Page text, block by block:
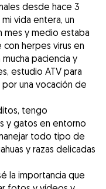
desde hace 3
vida entera, un
y medio estaba
herpes virus en
paciencia y
estudio ATV para
una vocación de
tengo
y gatos en entorno
todo tipo de
y razas delicadas
la importancia que